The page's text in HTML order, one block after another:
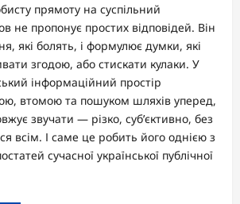
прямоту на суспільний
не пропонує простих відповідей. Він
які болять, і формулює думки, які
згодою, або стискати кулаки. У
інформаційний простір
втомою та пошуком шляхів уперед,
звучати — різко, суб’єктивно, без
всім. І саме це робить його однією з
сучасної української публічної